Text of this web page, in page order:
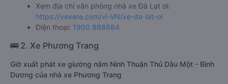
Xem địa chỉ văn phòng nhà xe Đà Lạt ơi:
https://vexere.com/vi-VN/xe-da-lat-oi
Điện thoại: 1900 888684
🚌 2. Xe Phương Trang
Giờ xuất phát xe giường nằm Ninh Thuận Thủ Dầu Một - Bình
Dương của nhà xe Phương Trang